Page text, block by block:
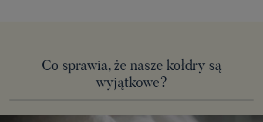
Co sprawia, że nasze kołdry są
wyjątkowe?